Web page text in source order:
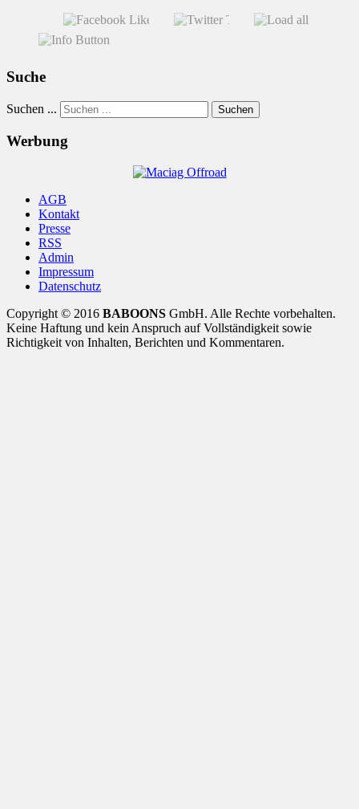
Suche
Suchen ... Suchen
Werbung
AGB
Kontakt
Presse
RSS
Admin
Impressum
Datenschutz
Copyright © 2016 BABOONS GmbH. Alle Rechte vorbehalten.
Keine Haftung und kein Anspruch auf Vollständigkeit sowie
Richtigkeit von Inhalten, Berichten und Kommentaren.